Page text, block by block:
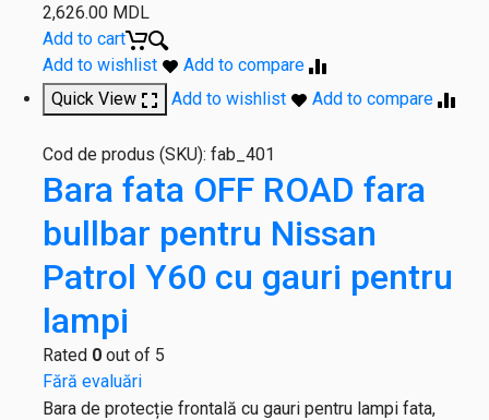
2,626.00 MDL
Add to cart
Add to wishlist
Add to compare
Quick View
Add to wishlist Add to compare
Cod de produs (SKU): fab_401
Bara fata OFF ROAD fara
bullbar pentru Nissan
Patrol Y60 cu gauri pentru
lampi
Rated 0 out of 5
Fără evaluări
Bara de protecție frontală cu gauri pentru lampi fata,